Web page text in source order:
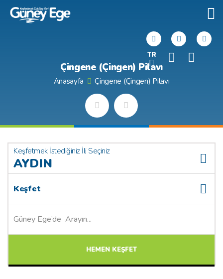
TR
Çingene (Çingen) Pilavı
Anasayfa Çingene (Çingen) Pilavı
Keşfetmek İstediğiniz İli Seçiniz
AYDIN
Keşfet
HEMEN KEŞFET